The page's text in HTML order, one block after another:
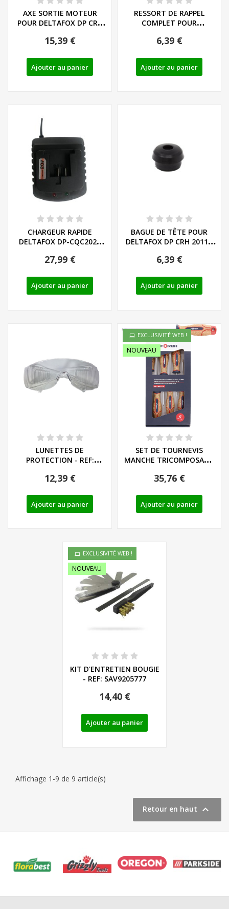
AXE SORTIE MOTEUR
POUR DELTAFOX DP CRH
15,39 €
Ajouter au panier
RESSORT DE RAPPEL
COMPLET POUR
REF...
6,39 €
Ajouter au panier
CHARGEUR RAPIDE
DELTAFOX DP-CQC2020
27,99 €
Ajouter au panier
BAGUE DE TÊTE POUR
DELTAFOX DP CRH 2011 -
6,39 €
Ajouter au panier
LUNETTES DE
PROTECTION - REF:
12,39 €
Ajouter au panier
EXCLUSIVITÉ WEB !
NOUVEAU
SET DE TOURNEVIS
MANCHE TRICOMPOSANT
35,76 €
Ajouter au panier
EXCLUSIVITÉ WEB !
NOUVEAU
KIT D'ENTRETIEN BOUGIE
- REF: SAV9205777
14,40 €
Ajouter au panier
Affichage 1-9 de 9 article(s)
Retour en haut 